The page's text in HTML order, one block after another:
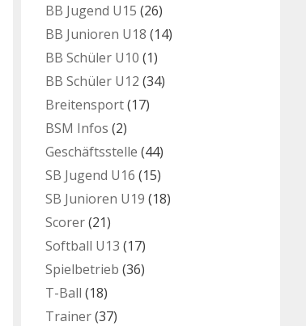
BB Jugend U15 (26)
BB Junioren U18 (14)
BB Schüler U10 (1)
BB Schüler U12 (34)
Breitensport(17)
BSM Infos (2)
Geschäftsstelle (44)
SB Jugend U16 (15)
SB Junioren U19 (18)
Scorer(21)
Softball U13 (17)
Spielbetrieb (36)
T-Ball (18)
Trainer(37)